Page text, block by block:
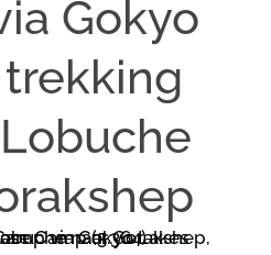
Gokyo